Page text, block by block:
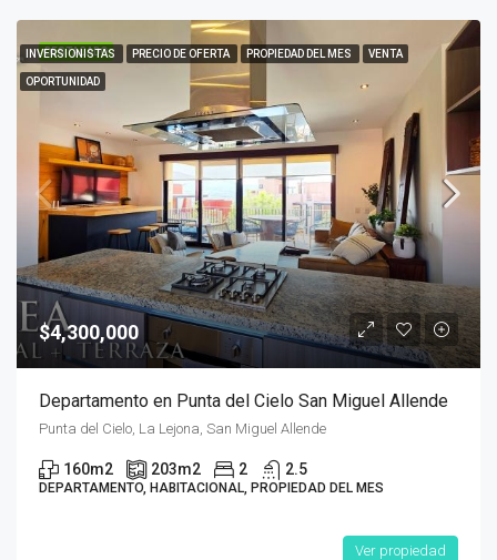
DESTACADO
INVERSIONISTAS PRECIO DE OFERTA PROPIEDAD DEL MES VENTA
OPORTUNIDAD
$4,300,000
Departamento en Punta del Cielo San Miguel Allende
Punta del Cielo, La Lejona, San Miguel Allende
160m2 203m2 2 2.5
DEPARTAMENTO, HABITACIONAL, PROPIEDAD DEL MES
Ver propiedad